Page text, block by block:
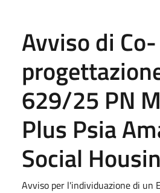
Avviso di Co-
629/25 PN
Plus Psia
Social
Avviso per l'individuazione di un